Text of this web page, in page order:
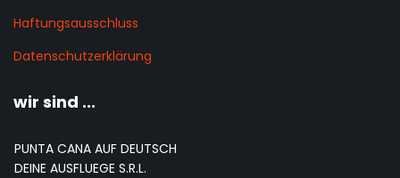
Haftungsausschluss
Datenschutzerklärung
wir sind ...
PUNTA CANA AUF DEUTSCH
DEINE AUSFLUEGE S.R.L.